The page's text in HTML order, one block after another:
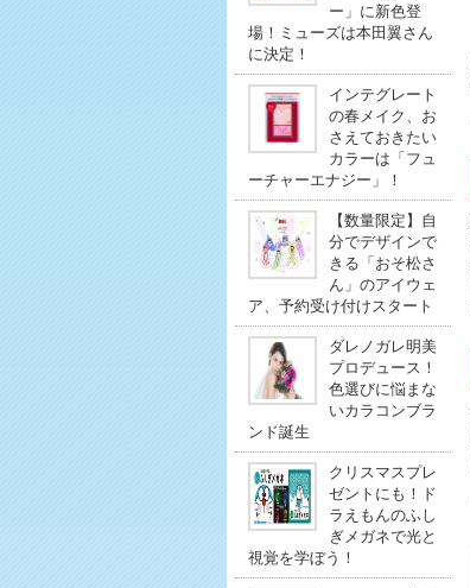
ー」に新色登
場！ミューズは本田翼さん
に決定！
インテグレート
の春メイク、お
さえておきたい
カラーは「フュ
ーチャーエナジー」！
【数量限定】自
分でデザインで
きる「おそ松さ
ん」のアイウェ
ア、予約受け付けスタート
ダレノガレ明美
プロデュース！
色選びに悩まな
いカラコンブラ
ンド誕生
クリスマスプレ
ゼントにも！ド
ラえもんのふし
ぎメガネで光と
視覚を学ぼう！